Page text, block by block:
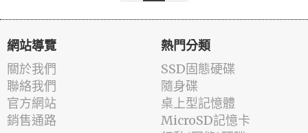
網站導覽
關於我們
聯絡我們
官方網站
銷售通路
熱門分類
SSD固態硬碟
隨身碟
桌上型記憶體
MicroSD記憶卡